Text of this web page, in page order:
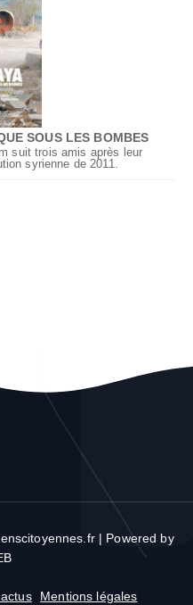
SOUS LES BOMBES
suit trois amis après leur
syrienne de 2011.
| Powered by
Mentions légales